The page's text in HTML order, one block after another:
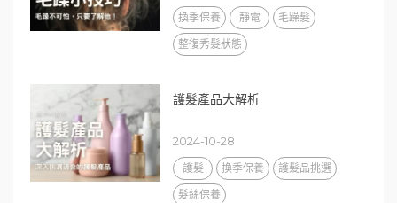
換季保養 靜電
毛躁髮
整復秀髮狀態
護髮產品大解析
2024-10-28
護髮 換季保養
護髮品挑選
髮絲保養